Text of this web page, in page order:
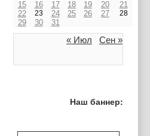
15 16 17 18 19 20
21
22
23 24 25 26 27 28
29 30 31
« Июл Сен »
Наш баннер: